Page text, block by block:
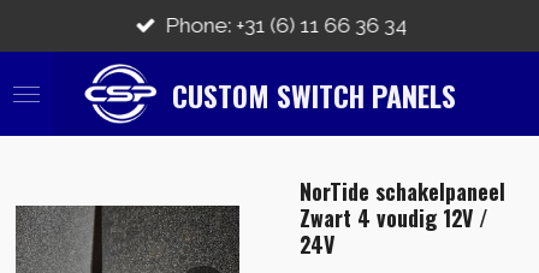
to
main
CUSTOM SWITCH PANELS
Phone: +31 (6) 11 66 36 34
NorTide schakelpaneel
Zwart 4 voudig 12V /
24V